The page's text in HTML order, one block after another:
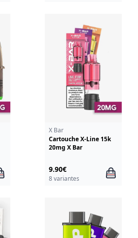
X Bar
Cartouche X-Line 15k
20mg X Bar
9.90€
8 variantes